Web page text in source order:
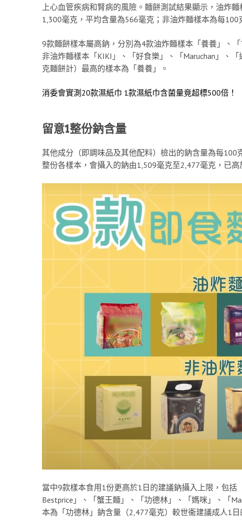
上心血管疾病和腎病的風險。麵餅測試結果顯示，油炸
1,300毫克，平均含量為566毫克；非油炸麵樣本為每
9款麵餅樣本屬高鈉，分別為4款油炸麵樣本「養養」、
非油炸麵樣本「KIKI」、「好食樂」、「Maruchan」、
克麵餅計）最高的樣本為「養養」。
消委會實測20款濕紙巾 1款濕紙巾含菌量竟超標500倍！
留意1整份鈉含量
其他成分（即調味品及其他配料）檢出的鈉含量為每
整份各樣本，會攝入的鈉由1,509毫克至2,477毫克，已高
當中9款樣本食用1份更高於1日的建議鈉攝入上限，包括
Bestprice」、「蟹王麵」、「功德林」、「媽咪」、「
本為「功德林」鈉含量（2,477毫克）較世衞建議成人1日